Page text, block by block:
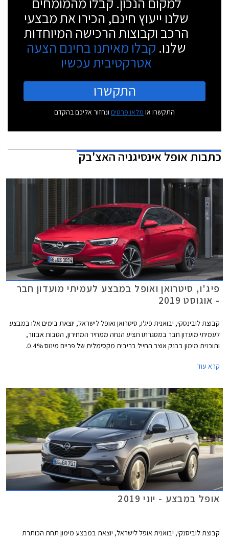
שלנו ייעוץ חינם, הכירו את מבצעי
הרכב וקבוצות הרכישה המיוחדות
שלנו. קבלו מאיתנו בחינם הצעה
אטרקטיבית עכשיו
התקשרו
התקשרו או מלאו פרטים ונחזור אליכם בהקדם
כתבותאופל אינסיגניה האצ'בק
פיג'ו, סיטרואן ואופל במבצע לעמיתי מועדון חבר
- אוגוסט 2019
קבוצת לובינסקי, יבואנית פיג'ו, סיטרואן ואופל לישראל, יוצאת בימים אלו במבצע
לעמיתי מועדון חבר במסגרתו תציע הנחה ממחיר המחירון, הטבות אבזור,
ותוכנית מימון בבנק אוצר החייל בריבית מקסימלית של פריים מינוס 0.4%.
קרא עוד
אופל במבצע - יוני 2019
קבוצת לוביסנקי, יבואנית אופל לישראל, יוצאת במבצע מימון תחת הכותרת